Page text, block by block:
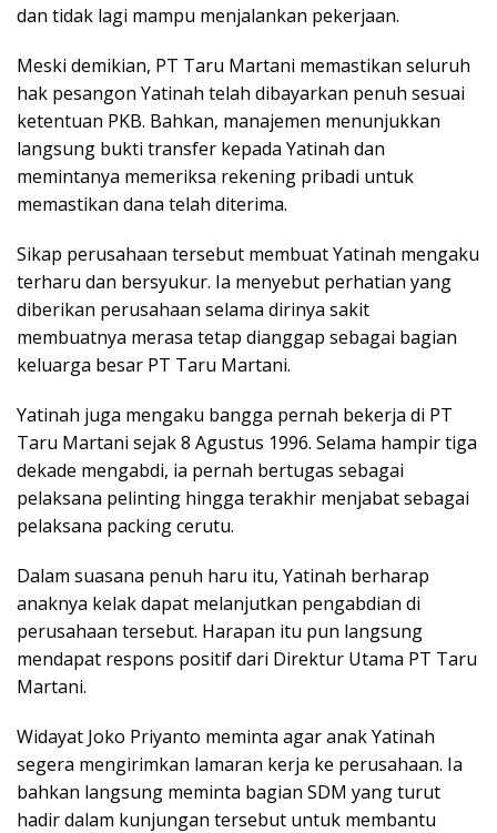
dan tidak lagi mampu menjalankan pekerjaan.
Meski demikian, PT Taru Martani memastikan seluruh
hak pesangon Yatinah telah dibayarkan penuh sesuai
ketentuan PKB. Bahkan, manajemen menunjukkan
langsung bukti transfer kepada Yatinah dan
memintanya memeriksa rekening pribadi untuk
memastikan dana telah diterima.
Sikap perusahaan tersebut membuat Yatinah mengaku
terharu dan bersyukur. Ia menyebut perhatian yang
diberikan perusahaan selama dirinya sakit
membuatnya merasa tetap dianggap sebagai bagian
keluarga besar PT Taru Martani.
Yatinah juga mengaku bangga pernah bekerja di PT
Taru Martani sejak 8 Agustus 1996. Selama hampir tiga
dekade mengabdi, ia pernah bertugas sebagai
pelaksana pelinting hingga terakhir menjabat sebagai
pelaksana packing cerutu.
Dalam suasana penuh haru itu, Yatinah berharap
anaknya kelak dapat melanjutkan pengabdian di
perusahaan tersebut. Harapan itu pun langsung
mendapat respons positif dari Direktur Utama PT Taru
Martani.
Widayat Joko Priyanto meminta agar anak Yatinah
segera mengirimkan lamaran kerja ke perusahaan. Ia
bahkan langsung meminta bagian SDM yang turut
hadir dalam kunjungan tersebut untuk membantu